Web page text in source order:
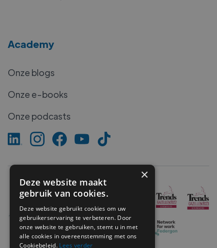
Academy
Onze blogs
Onze e-books
Onze podcasts
×
Deze website maakt
gebruik van cookies.
Deze website gebruikt cookies om uw
gebruikerservaring te verbeteren. Door
onze website te gebruiken, stemt u in met
alle cookies in overeenstemming met ons
Cookiebeleid. Lees verder